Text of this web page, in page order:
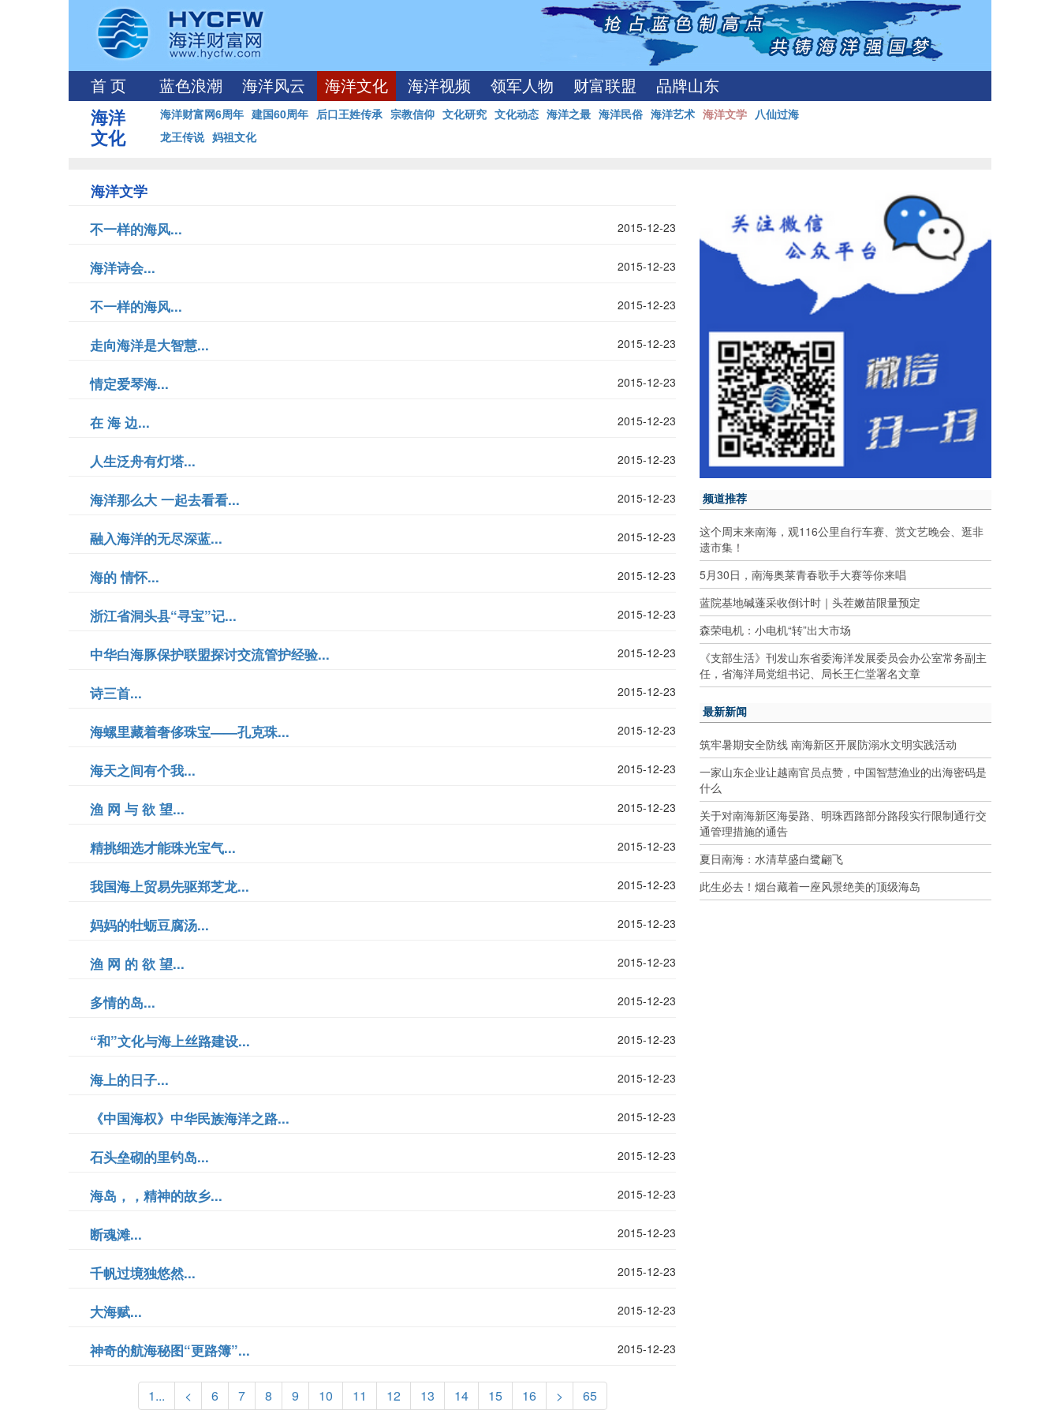
首 页 蓝色浪潮 海洋风云 海洋文化 海洋视频 领军人物 财富联盟 品牌山东
海洋
文化
海洋财富网6周年 建国60周年 后口王姓传承 宗教信仰 文化研究 文化动态 海洋之最 海洋民俗 海洋艺术 海洋文学 八仙过海
龙王传说 妈祖文化
海洋文学
不一样的海风... 2015-12-23
海洋诗会... 2015-12-23
不一样的海风... 2015-12-23
走向海洋是大智慧... 2015-12-23
情定爱琴海... 2015-12-23
在 海 边... 2015-12-23
人生泛舟有灯塔... 2015-12-23
海洋那么大 一起去看看... 2015-12-23
融入海洋的无尽深蓝... 2015-12-23
海的 情怀... 2015-12-23
浙江省洞头县“寻宝”记... 2015-12-23
中华白海豚保护联盟探讨交流管护经验... 2015-12-23
诗三首... 2015-12-23
海螺里藏着奢侈珠宝——孔克珠... 2015-12-23
海天之间有个我... 2015-12-23
渔 网 与 欲 望... 2015-12-23
精挑细选才能珠光宝气... 2015-12-23
我国海上贸易先驱郑芝龙... 2015-12-23
妈妈的牡蛎豆腐汤... 2015-12-23
渔 网 的 欲 望... 2015-12-23
多情的岛... 2015-12-23
“和”文化与海上丝路建设... 2015-12-23
海上的日子... 2015-12-23
《中国海权》中华民族海洋之路... 2015-12-23
石头垒砌的里钓岛... 2015-12-23
海岛，，精神的故乡... 2015-12-23
断魂滩... 2015-12-23
千帆过境独悠然... 2015-12-23
大海赋... 2015-12-23
神奇的航海秘图“更路簿”... 2015-12-23
1... < 6 7 8 9 10 11 12 13 14 15 16 > 65
频道推荐
这个周末来南海，观116公里自行车赛、赏文艺晚会、逛非
遗市集！
5月30日，南海奥莱青春歌手大赛等你来唱
蓝院基地碱蓬采收倒计时｜头茬嫩苗限量预定
森荣电机：小电机“转”出大市场
《支部生活》刊发山东省委海洋发展委员会办公室常务副主
任，省海洋局党组书记、局长王仁堂署名文章
最新新闻
筑牢暑期安全防线 南海新区开展防溺水文明实践活动
一家山东企业让越南官员点赞，中国智慧渔业的出海密码是
什么
关于对南海新区海晏路、明珠西路部分路段实行限制通行交
通管理措施的通告
夏日南海：水清草盛白鹭翩飞
此生必去！烟台藏着一座风景绝美的顶级海岛